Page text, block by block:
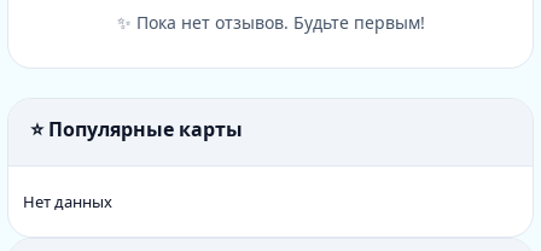
✨ Пока нет отзывов. Будьте первым!
⭐ Популярные карты
Нет данных